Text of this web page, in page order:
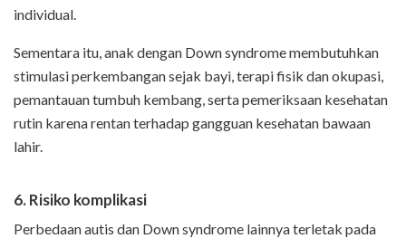
individual.
Sementara itu, anak dengan Down syndrome membutuhkan
stimulasi perkembangan sejak bayi, terapi fisik dan okupasi,
pemantauan tumbuh kembang, serta pemeriksaan kesehatan
rutin karena rentan terhadap gangguan kesehatan bawaan
lahir.
6. Risiko komplikasi
Perbedaan autis dan Down syndrome lainnya terletak pada